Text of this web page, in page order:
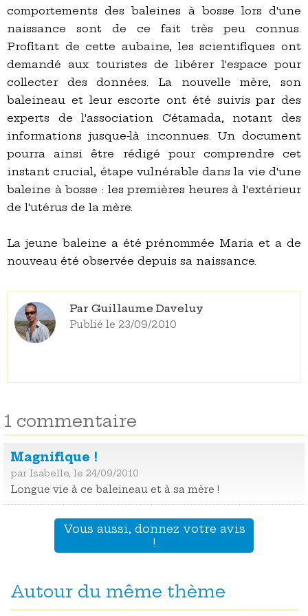
comportements des baleines à bosse lors d'une
naissance sont de ce fait très peu connus.
Profitant de cette aubaine, les scientifiques ont
demandé aux touristes de libérer l'espace pour
collecter des données. La nouvelle mère, son
baleineau et leur escorte ont été suivis par des
experts de l'association Cétamada, notant des
informations jusque-là inconnues. Un document
pourra ainsi être rédigé pour comprendre cet
instant crucial, étape vulnérable dans la vie d'une
baleine à bosse : les premières heures à l'extérieur
de l'utérus de la mère.
La jeune baleine a été prénommée Maria et a de
nouveau été observée depuis sa naissance.
Par Guillaume Daveluy
Publié le 23/09/2010
1 commentaire
Magnifique !
par Isabelle, le 24/09/2010
Longue vie à ce baleineau et à sa mère !
Vous aussi, donnez votre avis
!
Autour du même thème